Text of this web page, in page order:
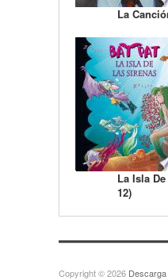
La
La Isla
12)
Copyright © 2026